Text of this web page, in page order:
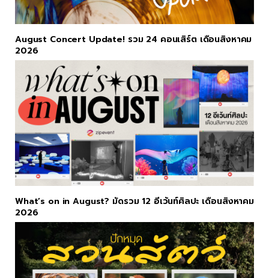
August Concert Update! รวม 24 คอนเสิร์ต เดือนสิงหาคม
2026
What’s on in August? มัดรวม 12 อีเว้นท์ศิลปะ เดือนสิงหาคม
2026